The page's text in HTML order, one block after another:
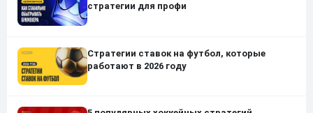
стратегии для профи
Стратегии ставок на футбол, которые
работают в 2026 году